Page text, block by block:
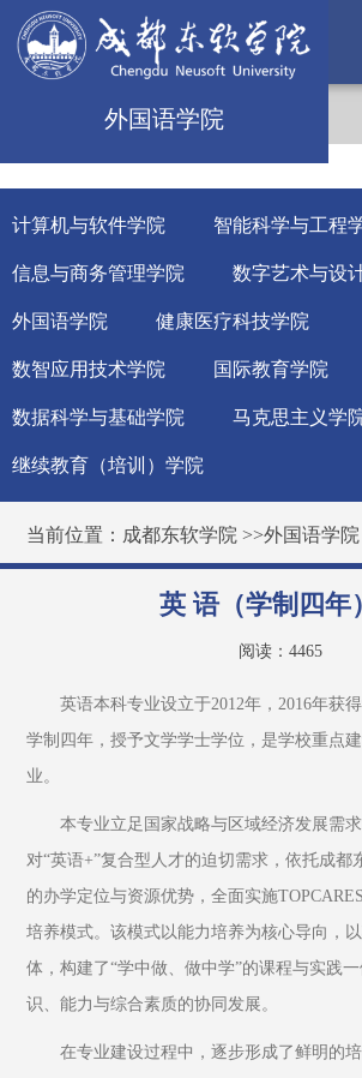
外国语学院
计算机与软件学院 智能科学与工程
信息与商务管理学院 数字艺术与设
外国语学院 健康医疗科技学院
数智应用技术学院 国际教育学院
数据科学与基础学院 马克思主义学
继续教育（培训）学院
当前位置： 成都东软学院 >>外国语学院
英 语（学制四年）
阅读： 4465
英语本科专业设立于2012年，2016年获
学制四年，授予文学学士学位，是学校重点
业。
本专业立足国家战略与区域经济发展需
对“英语+”复合型人才的迫切需求，依托成都
的办学定位与资源优势，全面实施
培养模式。该模式以能力培养为核心导向，
体，构建了“学中做、做中学”的课程与实践
识、能力与综合素质的协同发展。
在专业建设过程中，逐步形成了鲜明的